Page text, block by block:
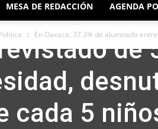
MESA DE REDACCIÓN AGENDA
En Oaxaca, 37.3% de alumnado
de
cada 5